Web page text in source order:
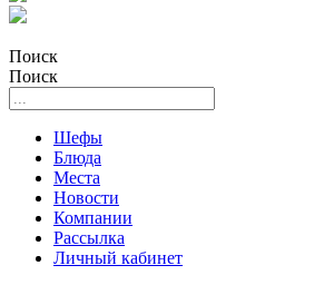
Поиск
Поиск
Шефы
Блюда
Места
Новости
Компании
Рассылка
Личный кабинет